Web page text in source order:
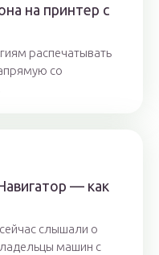
на принтер с
распечатывать
со
— как
слышали о
машин с